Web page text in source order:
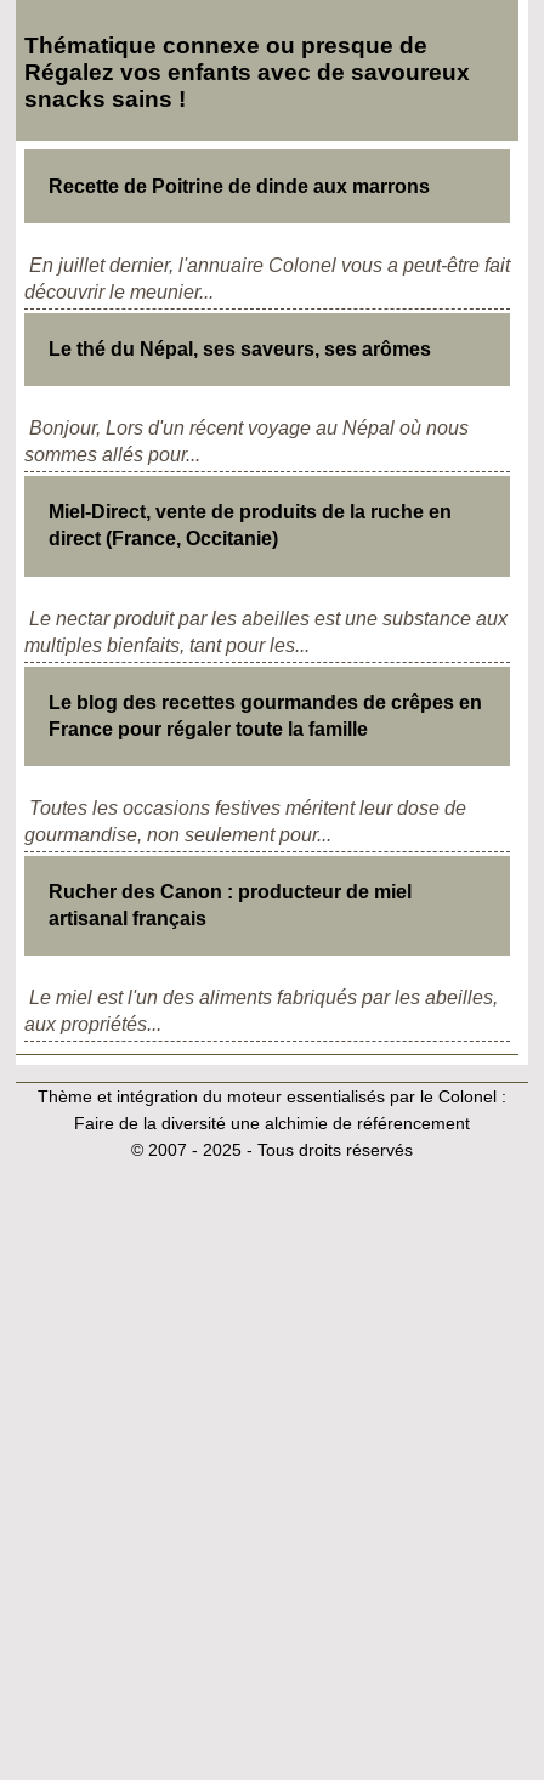
Thématique connexe ou presque de
Régalez vos enfants avec de savoureux
snacks sains !
Recette de Poitrine de dinde aux marrons
En juillet dernier, l'annuaire Colonel vous a peut-être fait
découvrir le meunier...
Le thé du Népal, ses saveurs, ses arômes
Bonjour, Lors d'un récent voyage au Népal où nous
sommes allés pour...
Miel-Direct, vente de produits de la ruche en
direct (France, Occitanie)
Le nectar produit par les abeilles est une substance aux
multiples bienfaits, tant pour les...
Le blog des recettes gourmandes de crêpes en
France pour régaler toute la famille
Toutes les occasions festives méritent leur dose de
gourmandise, non seulement pour...
Rucher des Canon : producteur de miel
artisanal français
Le miel est l'un des aliments fabriqués par les abeilles,
aux propriétés...
Thème et intégration du moteur essentialisés par le Colonel :
Faire de la diversité une alchimie de référencement
© 2007 - 2025 - Tous droits réservés